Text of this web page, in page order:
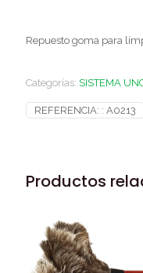
Repuesto goma para
Categorías: SISTEMA
REFERENCIA: : A0213
Productos